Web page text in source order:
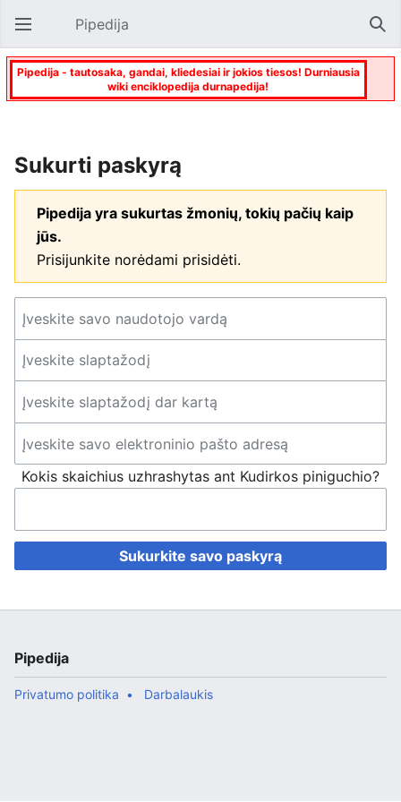
Atverti pagrindinį meniu Pipedija
Pipedija - tautosaka, gandai, kliedesiai ir jokios tiesos! Durniausia
wiki enciklopedija durnapedija!
Sukurti paskyrą
Pipedija yra sukurtas žmonių, tokių pačių kaip
jūs.
Prisijunkite norėdami prisidėti.
Kokis skaichius uzhrashytas ant Kudirkos piniguchio?
Sukurkite savo paskyrą
Pipedija
Privatumo politika Darbalaukis